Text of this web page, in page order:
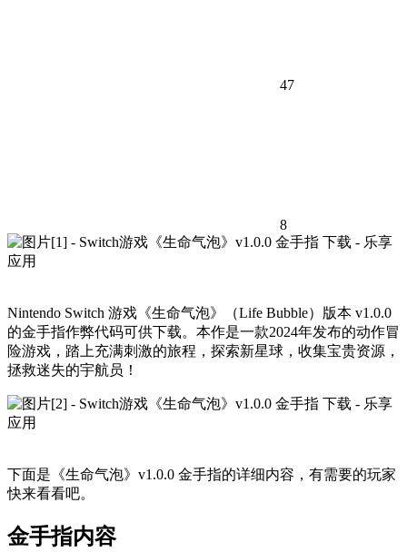
47
8
Nintendo Switch 游戏《生命气泡》（Life Bubble）版本 v1.0.0
的金手指作弊代码可供下载。本作是一款2024年发布的动作冒
险游戏，踏上充满刺激的旅程，探索新星球，收集宝贵资源，
拯救迷失的宇航员！
下面是《生命气泡》v1.0.0 金手指的详细内容，有需要的玩家
快来看看吧。
金手指内容